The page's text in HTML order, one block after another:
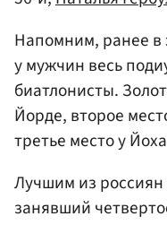
Напомним, ранее в
у мужчин весь
биатлонисты.
Йорде, второе
третье место у
Лучшим из
занявший